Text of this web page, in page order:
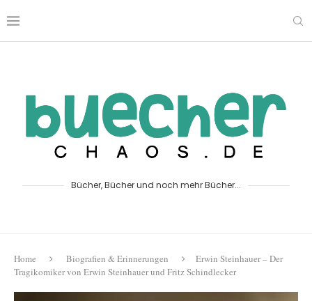
Bücher, Bücher und noch mehr Bücher...
Home Biografien & Erinnerungen
Erwin Steinhauer – Der
Tragikomiker von Erwin Steinhauer und Fritz Schindlecker